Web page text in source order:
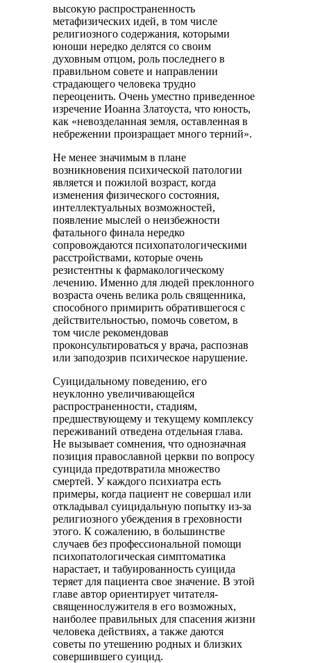
высокую распространенность
метафизических идей, в том числе
религиозного содержания, которыми
юноши нередко делятся со своим
духовным отцом, роль последнего в
правильном совете и направлении
страдающего человека трудно
переоценить. Очень уместно приведенное
изречение Иоанна Златоуста, что юность,
как «невозделанная земля, оставленная в
небрежении произращает много терний».
Не менее значимым в плане
возникновения психической патологии
является и пожилой возраст, когда
изменения физического состояния,
интеллектуальных возможностей,
появление мыслей о неизбежности
фатального финала нередко
сопровождаются психопатологическими
расстройствами, которые очень
резистентны к фармакологическому
лечению. Именно для людей преклонного
возраста очень велика роль священника,
способного примирить обратившегося с
действительностью, помочь советом, в
том числе рекомендовав
проконсультироваться у врача, распознав
или заподозрив психическое нарушение.
Суицидальному поведению, его
неуклонно увеличивающейся
распространенности, стадиям,
предшествующему и текущему комплексу
переживаний отведена отдельная глава.
Не вызывает сомнения, что однозначная
позиция православной церкви по вопросу
суицида предотвратила множество
смертей. У каждого психиатра есть
примеры, когда пациент не совершал или
откладывал суицидальную попытку из-за
религиозного убеждения в греховности
этого. К сожалению, в большинстве
случаев без профессиональной помощи
психопатологическая симптоматика
нарастает, и табуированность суицида
теряет для пациента свое значение. В этой
главе автор ориентирует читателя-
священнослужителя в его возможных,
наиболее правильных для спасения жизни
человека действиях, а также даются
советы по утешению родных и близких
совершившего суицид.